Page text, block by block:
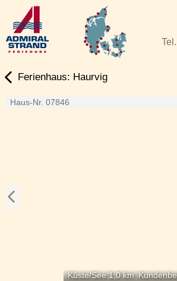
Tel.
Ferienhaus: Haurvig
Haus-Nr. 07846
Küste/See 1,0 km